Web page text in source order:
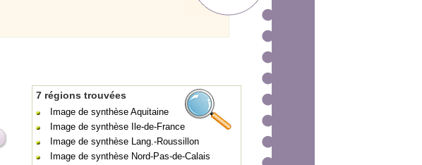
7 régions trouvées
Image de synthèse Aquitaine
Image de synthèse Ile-de-France
Image de synthèse Lang.-Roussillon
Image de synthèse Nord-Pas-de-Calais